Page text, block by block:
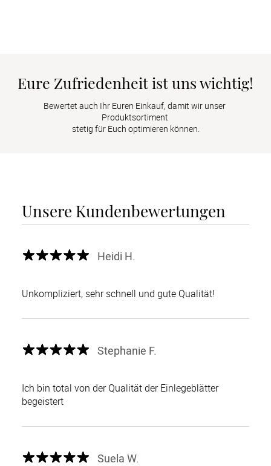
Eure Zufriedenheit ist uns wichtig!
Bewertet auch Ihr Euren Einkauf, damit wir unser
Produktsortiment
stetig für Euch optimieren können.
Unsere Kundenbewertungen
Heidi H.
Unkompliziert, sehr schnell und gute Qualität!
Stephanie F.
Ich bin total von der Qualität der Einlegeblätter
begeistert
Suela W.